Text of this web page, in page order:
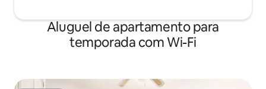
Aluguel de apartamento para
temporada com Wi-Fi